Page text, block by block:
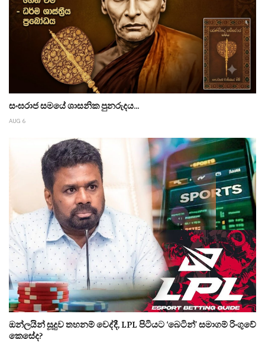
සංඝරාජ සමයේ ශාසනික පුනරුදය...
AUG 6
ඔන්ලයින් සූදුව තහනම් වෙද්දී, LPL පිටියට ‘බෙටින්’ සමාගම් රිංගුවේ
කෙසේද?